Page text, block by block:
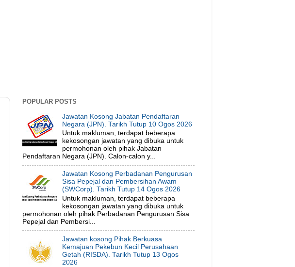
POPULAR POSTS
Jawatan Kosong Jabatan Pendaftaran
Negara (JPN). Tarikh Tutup 10 Ogos 2026
Untuk makluman, terdapat beberapa
kekosongan jawatan yang dibuka untuk
permohonan oleh pihak Jabatan
Pendaftaran Negara (JPN). Calon-calon y...
Jawatan Kosong Perbadanan Pengurusan
Sisa Pepejal dan Pembersihan Awam
(SWCorp). Tarikh Tutup 14 Ogos 2026
Untuk makluman, terdapat beberapa
kekosongan jawatan yang dibuka untuk
permohonan oleh pihak Perbadanan Pengurusan Sisa
Pepejal dan Pembersi...
Jawatan kosong Pihak Berkuasa
Kemajuan Pekebun Kecil Perusahaan
Getah (RISDA). Tarikh Tutup 13 Ogos
2026